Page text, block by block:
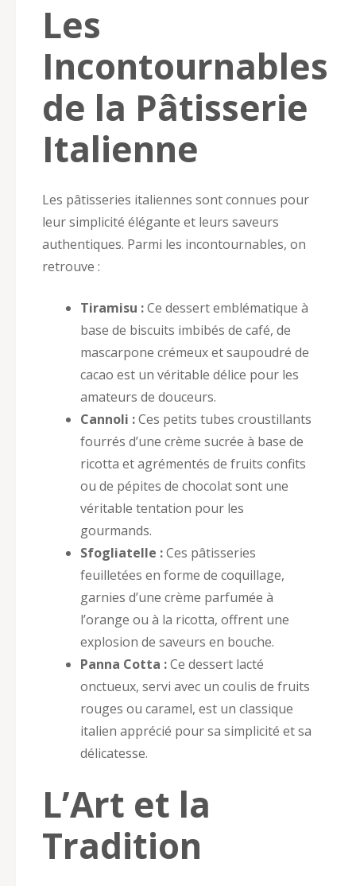
Les
Incontournables
de la Pâtisserie
Italienne
Les pâtisseries italiennes sont connues pour
leur simplicité élégante et leurs saveurs
authentiques. Parmi les incontournables, on
retrouve :
Tiramisu :Ce dessert emblématique à
base de biscuits imbibés de café, de
mascarpone crémeux et saupoudré de
cacao est un véritable délice pour les
amateurs de douceurs.
Cannoli :Ces petits tubes croustillants
fourrés d’une crème sucrée à base de
ricotta et agrémentés de fruits confits
ou de pépites de chocolat sont une
véritable tentation pour les
gourmands.
Sfogliatelle :Ces pâtisseries
feuilletées en forme de coquillage,
garnies d’une crème parfumée à
l’orange ou à la ricotta, offrent une
explosion de saveurs en bouche.
Panna Cotta :Ce dessert lacté
onctueux, servi avec un coulis de fruits
rouges ou caramel, est un classique
italien apprécié pour sa simplicité et sa
délicatesse.
L’Art et la
Tradition